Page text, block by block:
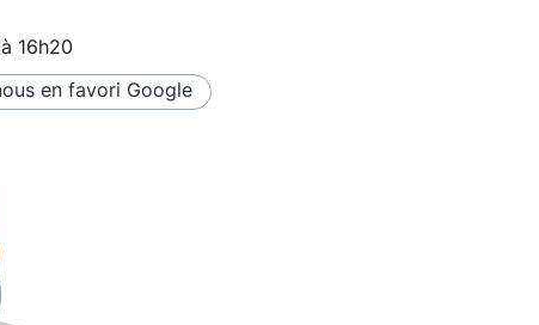
16h20
en favori Google